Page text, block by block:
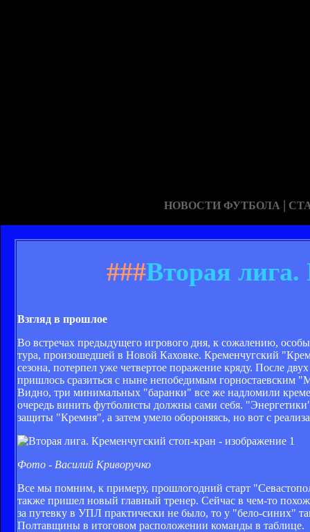
НОВОСТИ ФУТБОЛА |
###Вторая
Взгляд в прошлое
Во встречах предыдущего игрового дня, к сожалению,
тура, произошедшей в Новой Каховке. Кременчугский
сезона, потерпел уже четвертое поражение кряду. После
пришлось сразиться с ныне непобедимым горностаевским
Видно, три минимальных "баранки" все же надломили
очередь винить футболисты должны сами себя.
защиты "Кремня", а затем умело обороняясь, но вот с
Фото - Василий Криворучко
Все мы помним, к примеру, прошлогодний старт
также пришел новый главный тренер. Сейчас в чем-то
за путевку в УПЛ практически не было, то у "бело-синих"
Полтавщины в итоговом расположении команды в таблице.